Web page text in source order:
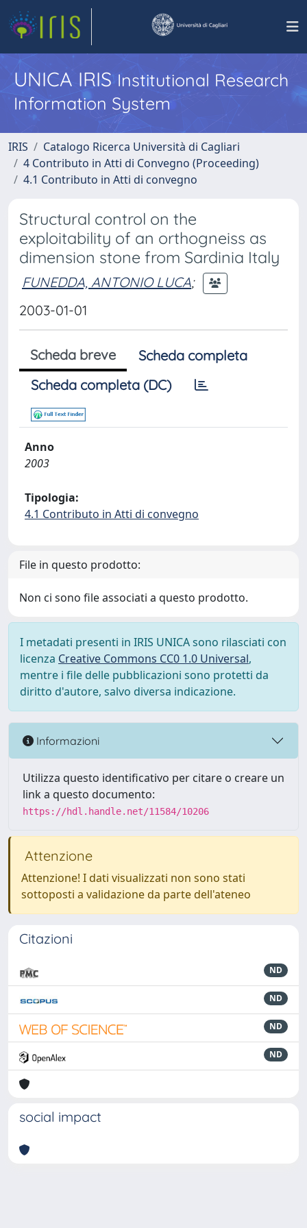
UNICA IRISInstitutional Research
Information System
IRIS
Catalogo Ricerca Università di Cagliari
4 Contributo in Atti di Convegno (Proceeding)
4.1 Contributo in Atti di convegno
Structural control on the
exploitability of an orthogneiss as
dimension stone from Sardinia Italy
FUNEDDA, ANTONIO LUCA;
2003-01-01
Scheda breve
Scheda completa
Scheda completa (DC)
Anno
2003
Tipologia:
4.1 Contributo in Atti di convegno
File in questo prodotto:
Non ci sono file associati a questo prodotto.
I metadati presenti in IRIS UNICA sono rilasciati con
licenza Creative Commons CC0 1.0 Universal,
mentre i file delle pubblicazioni sono protetti da
diritto d'autore, salvo diversa indicazione.
Informazioni
Utilizza questo identificativo per citare o creare un
link a questo documento:
https://hdl.handle.net/11584/10206
Attenzione
Attenzione! I dati visualizzati non sono stati
sottoposti a validazione da parte dell'ateneo
Citazioni
ND
ND
ND
ND
social impact